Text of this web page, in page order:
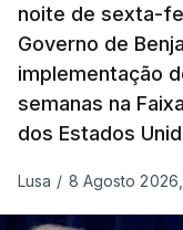
noite de sexta-
Governo de
implementação
semanas na
dos Estados
Lusa / 8 Agosto